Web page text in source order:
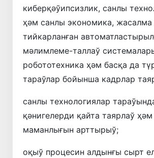
киберқәўипсизлик, санлы
ҳәм санлы экономика, жасалма
тийкарланған
мәлимлеме-таллаў
робототехника ҳәм басқа да
тараўлар бойынша кадрлар
санлы технологиялар
қәнигелерди қайта таярлаў ҳәм
маманлығын арттырыў;
оқыў процесин алдынғы сырт